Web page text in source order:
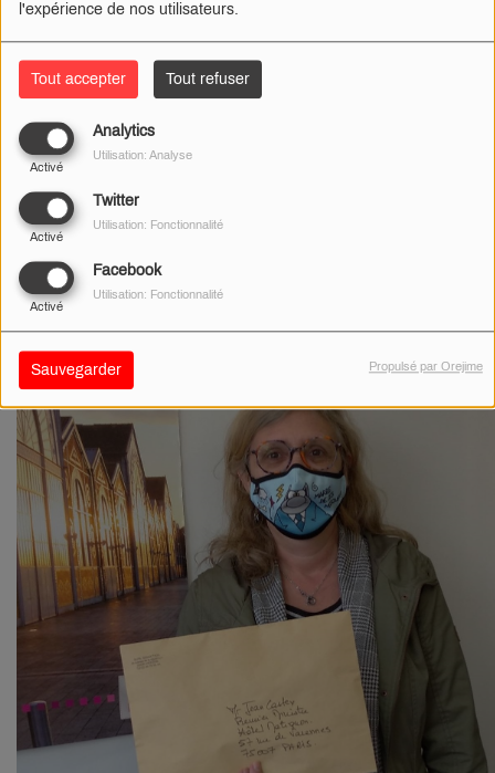
l'expérience de nos utilisateurs.
Tout accepter Tout refuser
Analytics
Activé
Utilisation: Analyse
Twitter
Activé
Utilisation: Fonctionnalité
Facebook
Activé
Utilisation: Fonctionnalité
Sauvegarder Propulsé par Orejime
Que demandent précisément les magasins de lingerie ?
Une réouverture immédiate ?
envoyée à Jean Castex ?